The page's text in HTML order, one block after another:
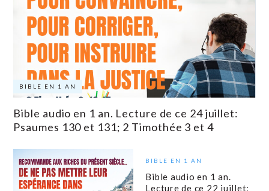
BIBLE EN 1 AN
Bible audio en 1 an. Lecture de ce 24 juillet:
Psaumes 130 et 131; 2 Timothée 3 et 4
BIBLE EN 1 AN
Bible audio en 1 an.
Lecture de ce 22 juillet: